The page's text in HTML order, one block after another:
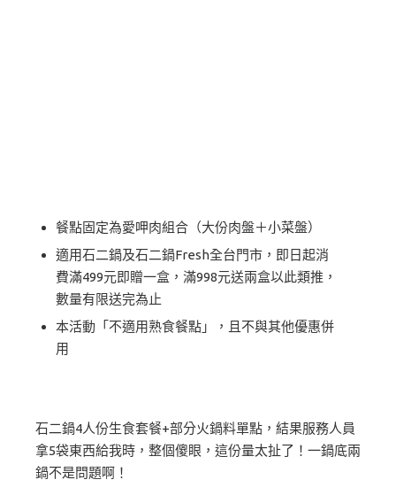
餐點固定為愛呷肉組合（大份肉盤＋小菜盤）
適用石二鍋及石二鍋Fresh全台門市，即日起消
費滿499元即贈一盒，滿998元送兩盒以此類推，
數量有限送完為止
本活動「不適用熟食餐點」，且不與其他優惠併
用
石二鍋4人份生食套餐+部分火鍋料單點，結果服務人員
拿5袋東西給我時，整個傻眼，這份量太扯了！一鍋底兩
鍋不是問題啊！